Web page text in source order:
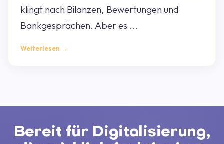
klingt nach Bilanzen, Bewertungen und
Bankgesprächen. Aber es ...
Weiterlesen →
Bereit für Digitalisierung,